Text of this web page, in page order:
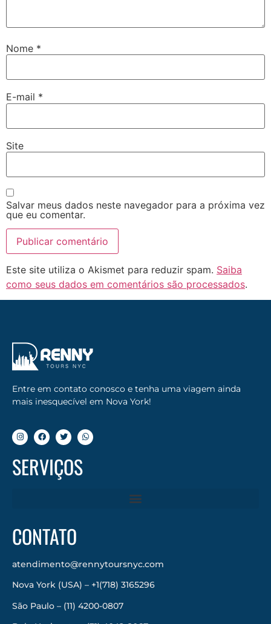
Nome *
E-mail *
Site
Salvar meus dados neste navegador para a próxima vez
que eu comentar.
Este site utiliza o Akismet para reduzir spam. Saiba
como seus dados em comentários são processados.
Entre em contato conosco e tenha uma viagem ainda
mais inesquecível em Nova York!
SERVIÇOS
CONTATO
atendimento@rennytoursnyc.com
Nova York (USA) – +1(718) 3165296
São Paulo – (11) 4200-0807